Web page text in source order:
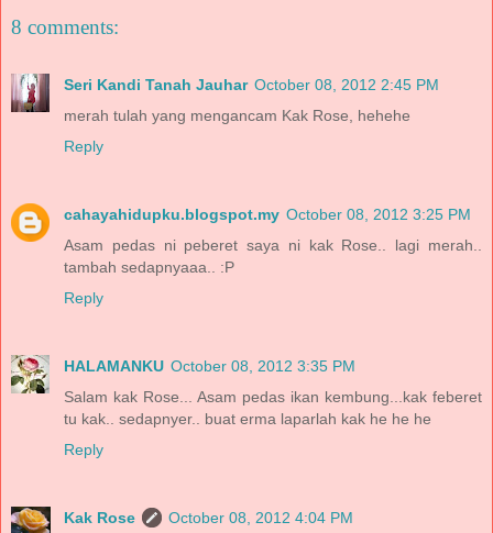
8 comments:
Seri Kandi Tanah Jauhar October 08, 2012 2:45 PM
merah tulah yang mengancam Kak Rose, hehehe
Reply
cahayahidupku.blogspot.my October 08, 2012 3:25 PM
Asam pedas ni peberet saya ni kak Rose.. lagi merah..
tambah sedapnyaaa.. :P
Reply
HALAMANKU October 08, 2012 3:35 PM
Salam kak Rose... Asam pedas ikan kembung...kak feberet
tu kak.. sedapnyer.. buat erma laparlah kak he he he
Reply
Kak Rose
October 08, 2012 4:04 PM